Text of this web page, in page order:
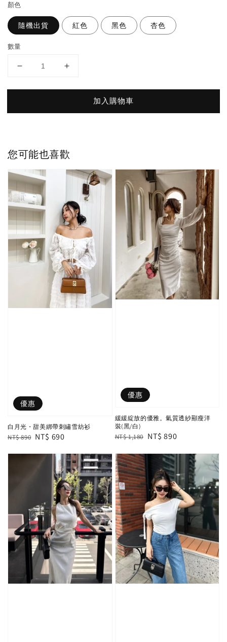
顏色
隨機出貨 紅色 黑色 杏色
數量
加入購物車
您可能也喜歡
優惠
白月光・甜美綁帶刺繡雪紡衫
Regular
NT$ 890 Sale
NT$ 690
優惠
緩緩綻放的優雅。氣質透紗顯瘦洋
裝(黑/白)
Regular
NT$ 1,180 Sale
NT$ 890